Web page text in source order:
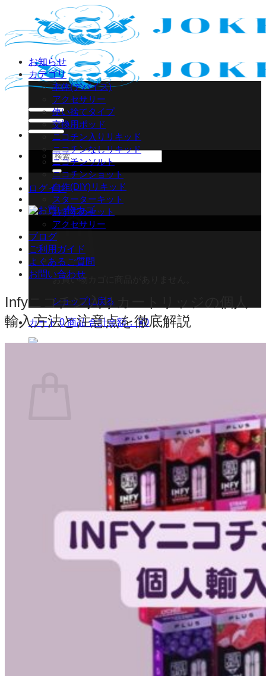
content
検
索
対
象:
ログイン
お買い物カゴに商品がありません。
ショップに戻る
カート0 商品 合計金額：¥0
お買い物カゴに商品がありません。
お知らせ
カテゴリ
本体(デバイス)
アクセサリー
使い捨てタイプ
交換用ポッド
ニコチン入りリキッド
ニコチンなしリキッド
ニコチンソルト
ニコチンショット
自作(DIY)リキッド
スターターキット
おすすめセット
アクセサリー
ブログ
ご利用ガイド
よくあるご質問
お問い合わせ
Infyニコチン入りカートリッジの個人
輸入方法と注意点を徹底解説